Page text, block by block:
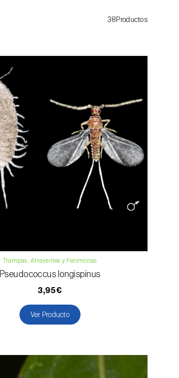
38Productos
Trampas, Atrayentes y Feromonas
Pseudococcus longispinus
3,95€
Ver Producto